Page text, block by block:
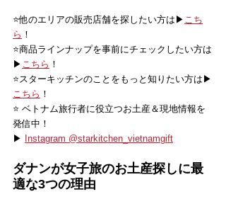
⭐️他のエリアの販売店舗を探したい方は▶ こち
ら ！
⭐️商品ラインナップを事前にチェックしたい方は
▶ こちら ！
⭐️スターキッチンのことをもっと知りたい方は▶
こちら ！
⭐️ ベトナム旅行者に役立つお土産＆現地情報を
発信中！
▶
Instagram @starkitchen_vietnamgift
ダナンが女子旅のお土産探しに最
適な3つの理由